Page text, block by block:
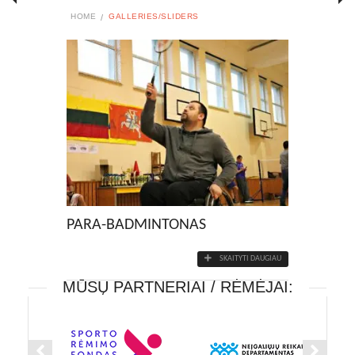
HOME GALLERIES/SLIDERS
PARA-BADMINTONAS
SKAITYTI DAUGIAU
MŪSŲ PARTNERIAI / RĖMĖJAI: